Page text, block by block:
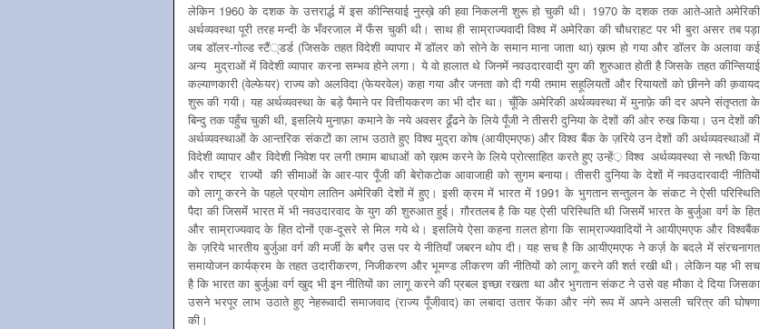
लेकिन 1960 के दशक के उत्तरार्द्ध में इस कीन्सियाई नुस्ख़े की हवा निकलनी शुरू हो चुकी थी। 1970 के दशक तक आते-आते अमेरिकी
अर्थव्यवस्था पूरी तरह मन्दी के भँवरजाल में फँस चुकी थी। साथ ही साम्राज्यवादी विश्व में अमेरिका की चौधराहट पर भी बुरा असर तब पड़ा
जब डॉलर-गोल्ड स्टैं्डर्ड (जिसके तहत विदेशी व्यापार में डॉलर को सोने के समान माना जाता था) ख़त्म हो गया और डॉलर के अलावा कई
अन्य मुद्राओं में विदेशी व्यापार करना सम्भव होने लगा। ये वो हालात थे जिनमें नवउदारवादी युग की शुरुआत होती है जिसके तहत कीन्सियाई
कल्याणकारी (वेल्फेयर) राज्य को अलविदा (फेयरवेल) कहा गया और जनता को दी गयी तमाम सहूलियतों और रियायतों को छीनने की क़वायद
शुरू की गयी। यह अर्थव्यवस्था के बड़े पैमाने पर वित्तीयकरण का भी दौर था। चूँकि अमेरिकी अर्थव्यवस्था में मुनाफ़े की दर अपने संतृप्तता के
बिन्दु तक पहुँच चुकी थी, इसलिये मुनाफ़ा कमाने के नये अवसर ढूँढने के लिये पूँजी ने तीसरी दुनिया के देशों की ओर रुख किया। उन देशों की
अर्थव्यवस्थाओं के आन्तरिक संकटों का लाभ उठाते हुए विश्व मुद्रा कोष (आयीएमएफ) और विश्व बैंक के ज़रिये उन देशों की अर्थव्यवस्थाओं में
विदेशी व्यापार और विदेशी निवेश पर लगी तमाम बाधाओं को ख़त्म करने के लिये प्रोत्साहित करते हुए उन्हें़ विश्व अर्थव्यवस्था से नत्थी किया
और राष्ट्र राज्यों की सीमाओं के आर-पार पूँजी की बेरोकटोक आवाजाही को सुगम बनाया। तीसरी दुनिया के देशों में नवउदारवादी नीतियों
को लागू करने के पहले प्रयोग लातिन अमेरिकी देशों में हुए। इसी क्रम में भारत में 1991 के भुगतान सन्तुलन के संकट ने ऐसी परिस्थिति
पैदा की जिसमेंं भारत में भी नवउदारवाद के युग की शुरुआत हुई। ग़ौरतलब है कि यह ऐसी परिस्थिति थी जिसमेंं भारत के बुर्जुआ वर्ग के हित
और साम्राज्यवाद के हित दोनों एक-दूसरे से मिल गये थे। इसलिये ऐसा कहना ग़लत होगा कि साम्राज्यवादियों ने आयीएमएफ और विश्वबैंक
के ज़रिये भारतीय बुर्जुआ वर्ग की मर्जी के बगैर उस पर ये नीतियाँ जबरन थोप दी। यह सच है कि आयीएमएफ ने कर्ज़ के बदले में संरचनागत
समायोजन कार्यक्रम के तहत उदारीकरण, निजीकरण और भूमण्ड लीकरण की नीतियों को लागू करने की शर्त रखी थी। लेकिन यह भी सच
है कि भारत का बुर्जुआ वर्ग खुद भी इन नीतियों का लागू करने की प्रबल इच्छा रखता था और भुगतान संकट ने उसे वह मौका दे दिया जिसका
उसने भरपूर लाभ उठाते हुए नेहरूवादी समाजवाद (राज्य पूँजीवाद) का लबादा उतार फेंका और नंगे रूप में अपने असली चरित्र की घोषणा
की।